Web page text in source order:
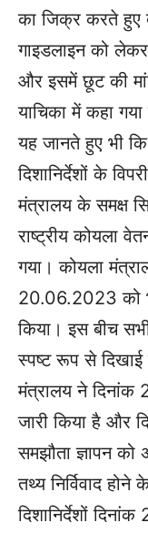
का जिक्र करते हुए
गाइडलाइन को
और इसमें छूट की
याचिका में कहा
यह जानते हुए भी
दिशानिर्देशों के
मंत्रालय के समक्ष
राष्ट्रीय कोयला
गया। कोयला
20.06.2023 को
किया। इस बीच
स्पष्ट रूप से
मंत्रालय ने
जारी किया है और
समझौता ज्ञापन
तथ्य निर्विवाद
दिशानिर्देशों